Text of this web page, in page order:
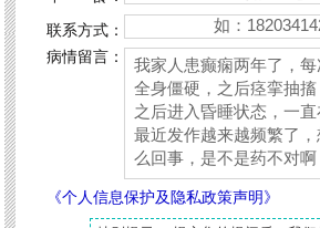
联系方式：
病情留言：
《个人信息保护及隐私政策声明》